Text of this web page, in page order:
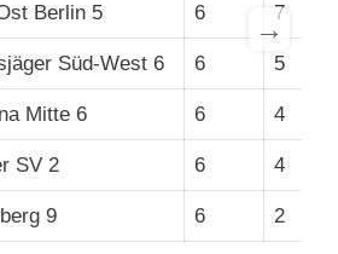
Berlin 5 6 7
Süd-West 6 6 5
Mitte 6 6 4
SV 2 6 4
9 6 2
→